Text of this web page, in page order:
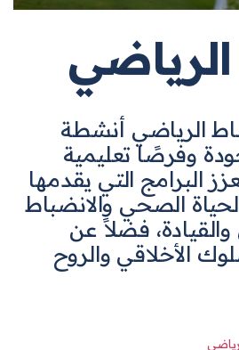
الرياضي أنشطة
وفرصًا تعليمية
البرامج التي يقدمها
الصحي والانضباط
فضلاً عن
الأخلاقي والروح